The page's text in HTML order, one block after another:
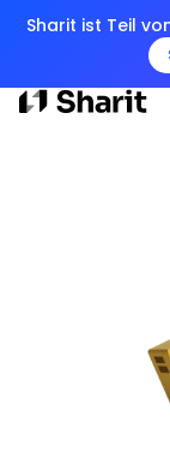
Sharit ist Teil